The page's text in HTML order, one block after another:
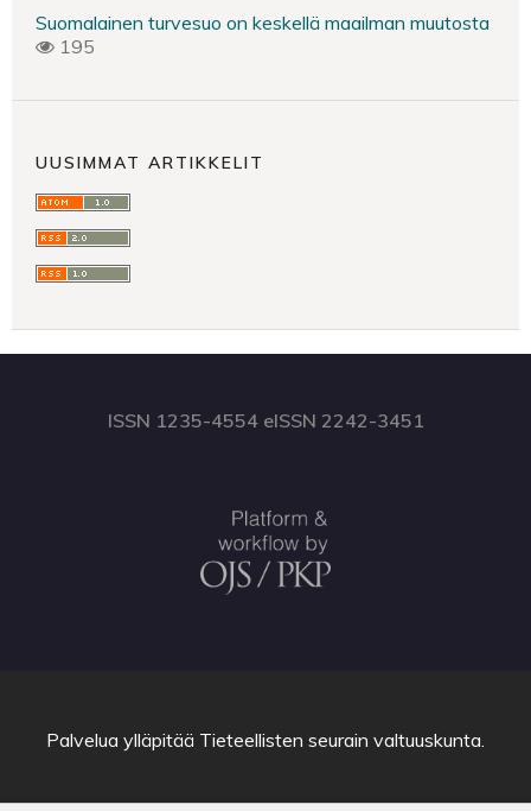
Suomalainen turvesuo on keskellä maailman muutosta
195
UUSIMMAT ARTIKKELIT
ISSN 1235-4554 eISSN 2242-3451
Palvelua ylläpitää Tieteellisten seurain valtuuskunta.